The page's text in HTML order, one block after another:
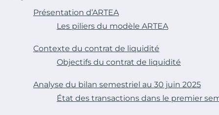
Présentation d’ARTEA
Les piliers du modèle ARTEA
Contexte du contrat de liquidité
Objectifs du contrat de liquidité
Analyse du bilan semestriel au 30 juin 2025
État des transactions dans le premier